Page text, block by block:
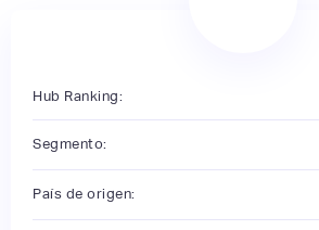
Hub Ranking:
Segmento:
País de origen: